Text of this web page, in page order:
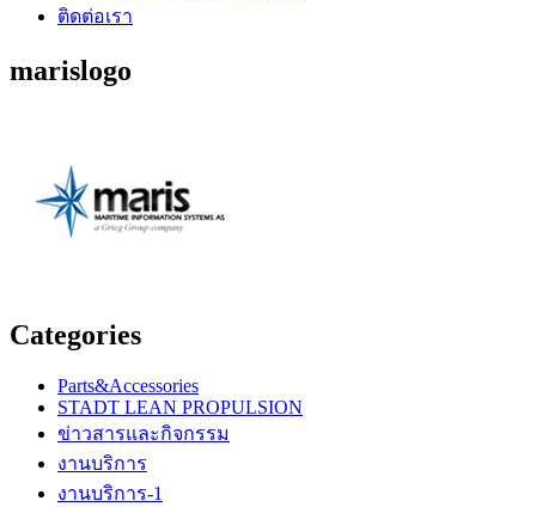
ติดต่อเรา
marislogo
Categories
Parts&Accessories
STADT LEAN PROPULSION
ข่าวสารและกิจกรรม
งานบริการ
งานบริการ-1